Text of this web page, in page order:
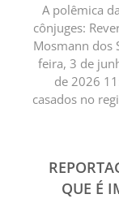
A polêmica
cônjuges:
Mosmann dos
feira, 3 de
de 2026
casados no
QUE É